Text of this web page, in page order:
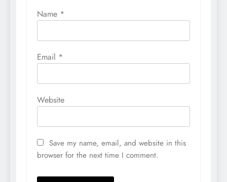
Name *
Email *
Website
Save my name, email, and website in this
browser for the next time I comment.